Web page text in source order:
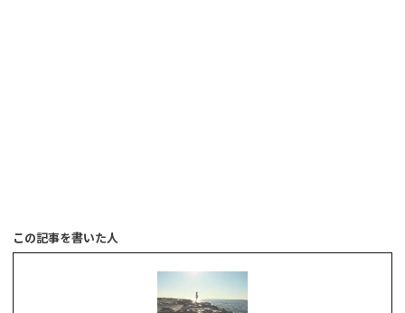
この記事を書いた人